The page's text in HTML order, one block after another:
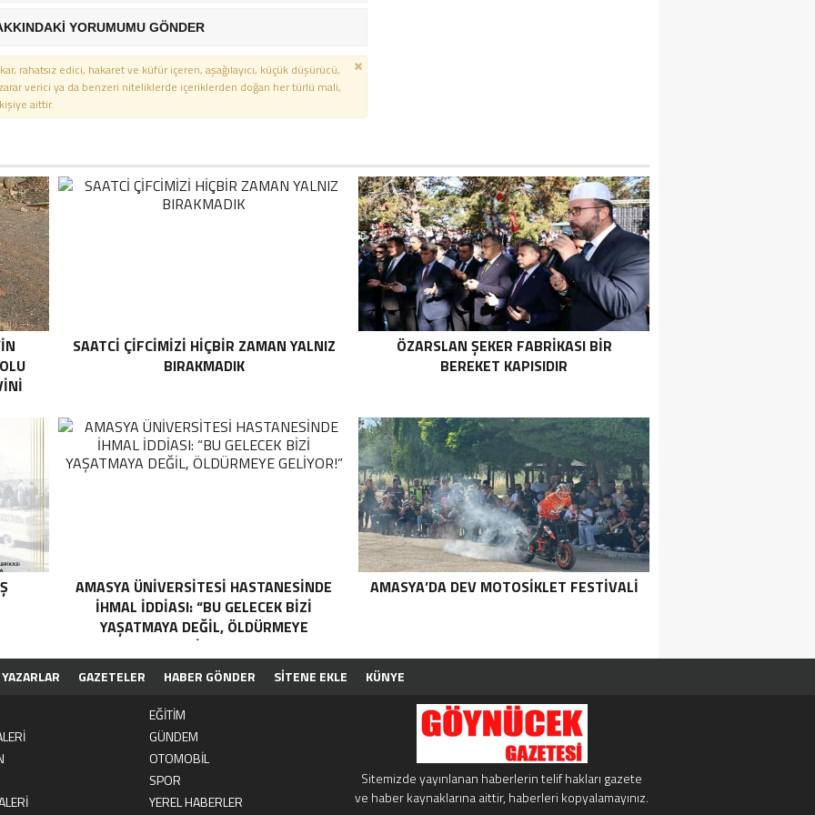
YORUMUMU GÖNDER
rahatsız edici, hakaret ve küfür içeren, aşağılayıcı, küçük düşürücü,
verici ya da benzeri niteliklerde içeriklerden doğan her türlü mali,
aittir.
SAATCİ ÇİFCİMİZİ HİÇBİR ZAMAN YALNIZ
BIRAKMADIK
ÖZARSLAN ŞEKER FABRİKASI BİR
BEREKET KAPISIDIR
AMASYA ÜNİVERSİTESİ HASTANESİNDE
İHMAL İDDİASI: “BU GELECEK BİZİ
YAŞATMAYA DEĞİL, ÖLDÜRMEYE
GELİYOR!”
AMASYA’DA DEV MOTOSIKLET FESTIVALI
YAZARLAR GAZETELER HABER GÖNDER SİTENE EKLE
KÜNYE
EĞİTİM
GÜNDEM
OTOMOBİL
SPOR
YEREL HABERLER
Sitemizde yayınlanan haberlerin telif hakları gazete
ve haber kaynaklarına aittir, haberleri kopyalamayınız.